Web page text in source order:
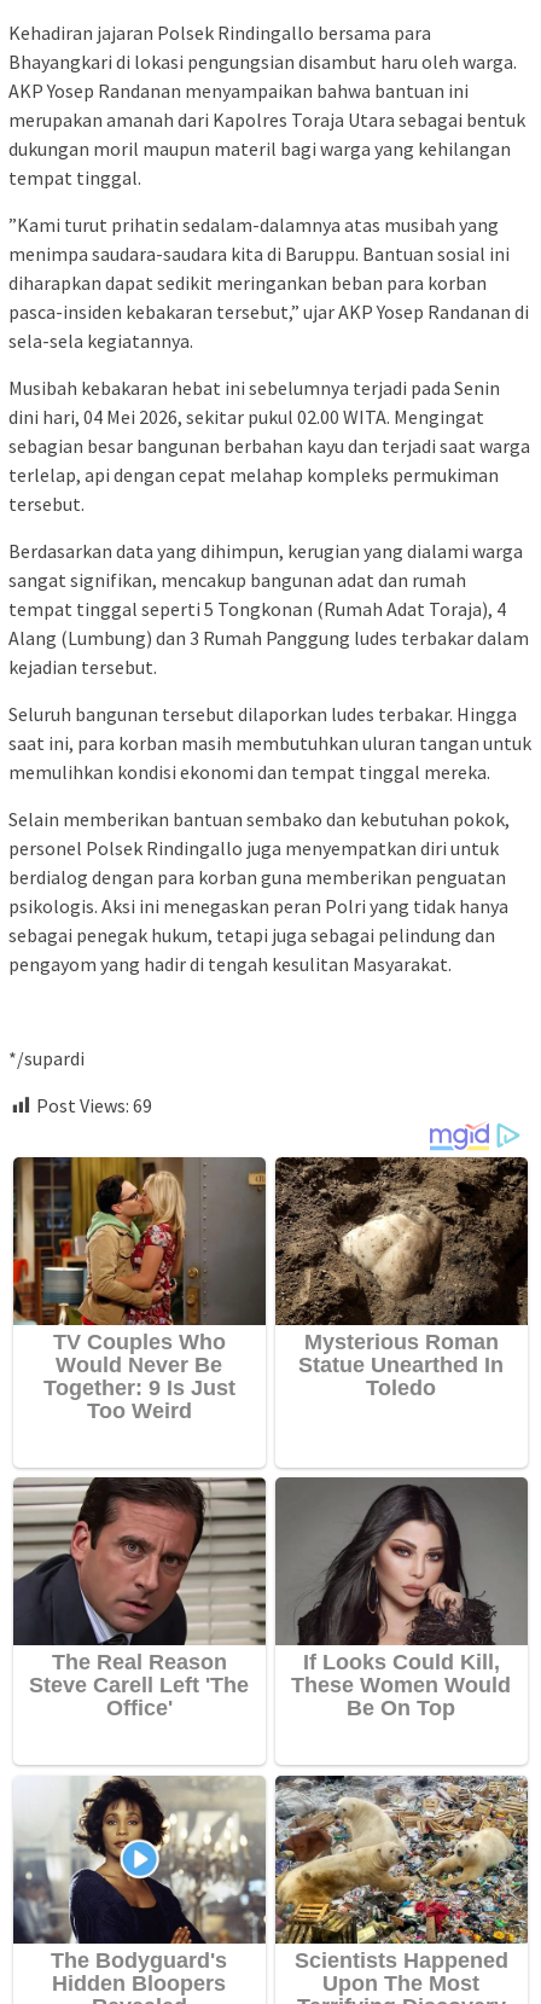
​Kehadiran jajaran Polsek Rindingallo bersama para
Bhayangkari di lokasi pengungsian disambut haru oleh warga.
AKP Yosep Randanan menyampaikan bahwa bantuan ini
merupakan amanah dari Kapolres Toraja Utara sebagai bentuk
dukungan moril maupun materil bagi warga yang kehilangan
tempat tinggal.
​”Kami turut prihatin sedalam-dalamnya atas musibah yang
menimpa saudara-saudara kita di Baruppu. Bantuan sosial ini
diharapkan dapat sedikit meringankan beban para korban
pasca-insiden kebakaran tersebut,” ujar AKP Yosep Randanan di
sela-sela kegiatannya.
​Musibah kebakaran hebat ini sebelumnya terjadi pada Senin
dini hari, 04 Mei 2026, sekitar pukul 02.00 WITA. Mengingat
sebagian besar bangunan berbahan kayu dan terjadi saat warga
terlelap, api dengan cepat melahap kompleks permukiman
tersebut.
​Berdasarkan data yang dihimpun, kerugian yang dialami warga
sangat signifikan, mencakup bangunan adat dan rumah
tempat tinggal seperti 5 Tongkonan (Rumah Adat Toraja), 4
Alang (Lumbung) dan 3 Rumah Panggung ludes terbakar dalam
kejadian tersebut.
Seluruh bangunan tersebut dilaporkan ludes terbakar. Hingga
saat ini, para korban masih membutuhkan uluran tangan untuk
memulihkan kondisi ekonomi dan tempat tinggal mereka.
​Selain memberikan bantuan sembako dan kebutuhan pokok,
personel Polsek Rindingallo juga menyempatkan diri untuk
berdialog dengan para korban guna memberikan penguatan
psikologis. Aksi ini menegaskan peran Polri yang tidak hanya
sebagai penegak hukum, tetapi juga sebagai pelindung dan
pengayom yang hadir di tengah kesulitan Masyarakat.
*/supardi
Post Views: 69